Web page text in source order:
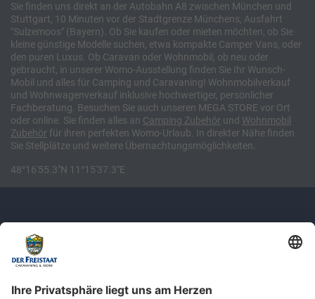
Sie finden uns direkt an der Autobahn A8 zwischen München und
Stuttgart, 10 Minuten vor der Stadtgrenze Münchens, Ausfahrt
"Sulzemoos" (Bayern). Ob Sie kaufen oder mieten möchten, ob Sie
kleine günstige Modelle suchen, etwa kompakte Camper Vans, oder
den puren Luxus. Ob Caravan oder Wohnmobil, ob neu oder
gebraucht, in unserer Womo-Ausstellung finden Sie Ihr Wunsch-
Mobil und alles für Camping und Caravaning! Wohnmobilverkauf
und Wohnwagenverkauf inklusive hochwertiger, persönlicher
Fachberatung. Besuchen Sie auch unseren MEGA STORE vor Ort
oder online. Sie finden alles an Camping Zubehör und Wohnmobil
Zubehör für ihren perfekten Womo-Urlaub. In direkter Nähe finden
Sie Stellplätze und weitere Übernachtungsmöglichkeiten.
48°16'55.3"N 11°15'37.3"E
Newsletter: Jetzt auf
shop.derfreistaat.de anmelden und
einen 5€ Gutschein für unseren Online-
Shop erhalten!*